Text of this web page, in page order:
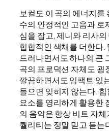
보컬도 이 곡의 에너지를
수의 안정적인 고음과 로
심을 잡고, 제니와 리사
힙합적인 색채를 더한다.
드러나면서도 하나의 큰
곡의 프로덕션 자체도 굉
깔끔하면서도 임팩트 있
들으면 잊히지 않는다.
요소를 영리하게 활용한
의 음악은 항상 비트 자
퀄리티는 정말 믿고 듣는